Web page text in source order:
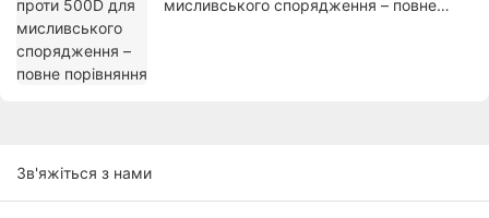
мисливського спорядження – повне
Зв'яжіться з нами